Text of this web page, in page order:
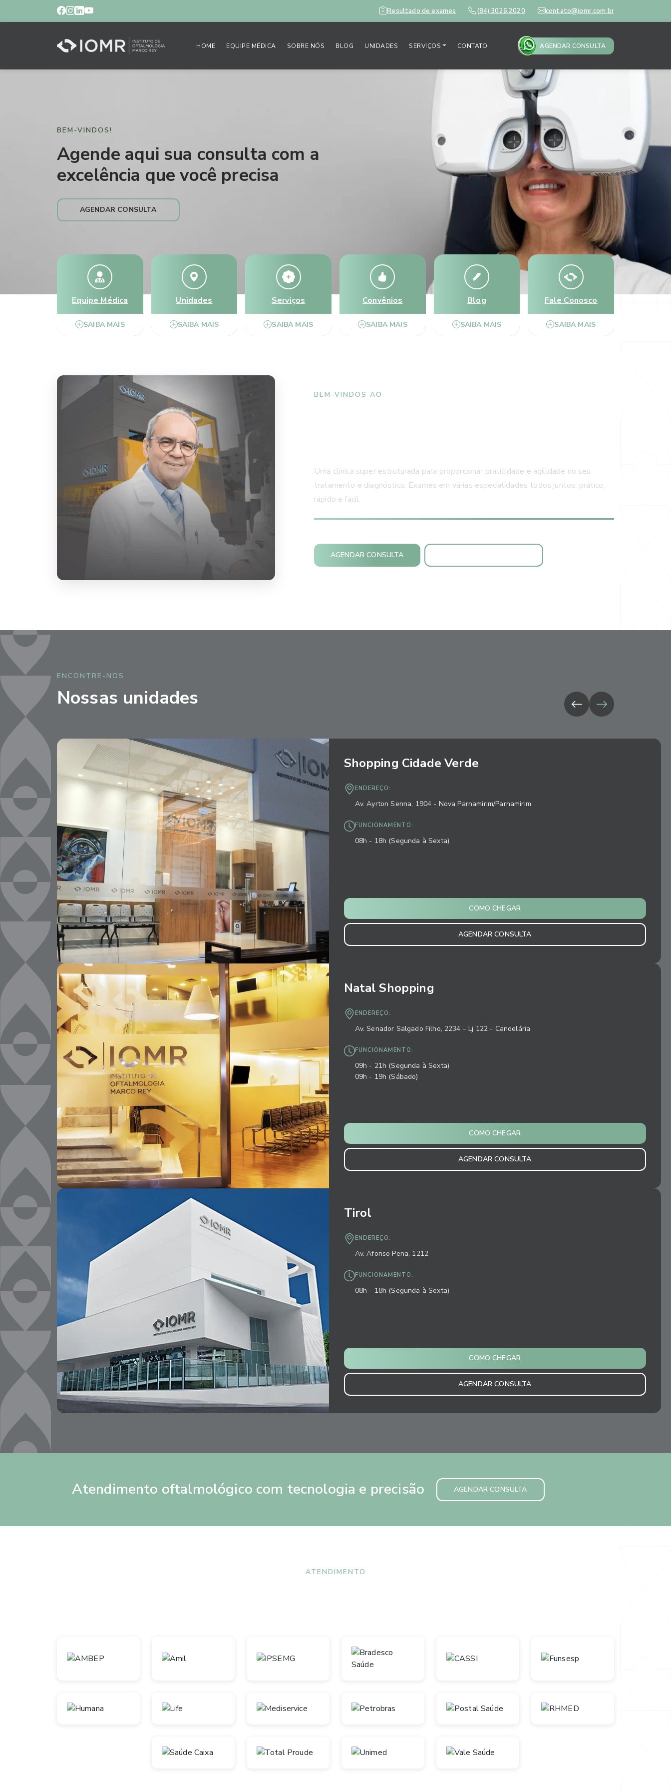
Resultado de exames (84) 3026.2020 contato@iomr.com.br
HOME EQUIPE MÉDICA SOBRE NÓS BLOG UNIDADES SERVIÇOS CONTATO AGENDAR CONSULTA
BEM-VINDOS!
Agende aqui sua consulta com a
excelência que você precisa
AGENDAR CONSULTA
Equipe Médica
SAIBA MAIS
Unidades
SAIBA MAIS
Serviços
SAIBA MAIS
Convênios
SAIBA MAIS
Blog
SAIBA MAIS
Fale Conosco
SAIBA MAIS
BEM-VINDOS AO
Uma clínica super estruturada para proporcionar praticidade e agilidade no seu
tratamento e diagnóstico. Exames em várias especialidades todos juntos, prático,
rápido e fácil.
AGENDAR CONSULTA
ENCONTRE-NOS
Nossas unidades
Shopping Cidade Verde
ENDEREÇO:
Av. Ayrton Senna, 1904 - Nova Parnamirim/Parnamirim
FUNCIONAMENTO:
08h - 18h (Segunda à Sexta)
COMO CHEGAR
AGENDAR CONSULTA
Natal Shopping
ENDEREÇO:
Av. Senador Salgado Filho, 2234 – Lj 122 - Candelária
FUNCIONAMENTO:
09h - 21h (Segunda à Sexta)
09h - 19h (Sábado)
COMO CHEGAR
AGENDAR CONSULTA
Tirol
ENDEREÇO:
Av. Afonso Pena, 1212
FUNCIONAMENTO:
08h - 18h (Segunda à Sexta)
COMO CHEGAR
AGENDAR CONSULTA
Atendimento oftalmológico com tecnologia e precisão AGENDAR CONSULTA
ATENDIMENTO